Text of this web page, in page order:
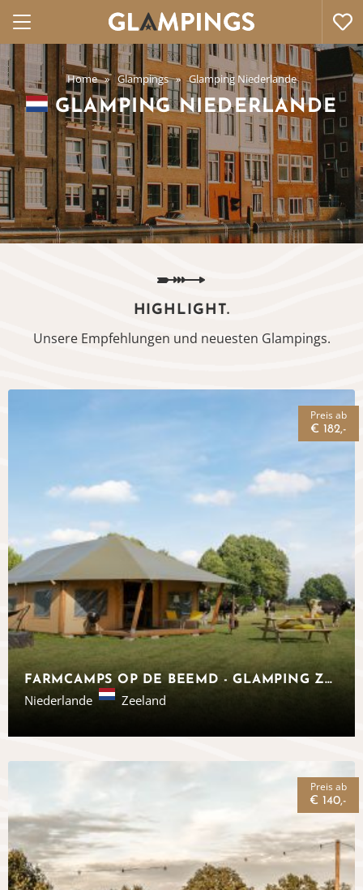
Home Glampings Glamping Niederlande
GLAMPING NIEDERLANDE
HIGHLIGHT.
Unsere Empfehlungen und neuesten Glampings.
FARMCAMPS OP DE BEEMD - GLAMPING ZELTE NORDBRABANT
Niederlande Zeeland
Preis ab
€ 182,-
Preis ab
€ 140,-